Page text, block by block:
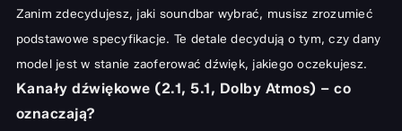
Zanim zdecydujesz, jaki soundbar wybrać, musisz zrozumieć
podstawowe specyfikacje. Te detale decydują o tym, czy dany
model jest w stanie zaoferować dźwięk, jakiego oczekujesz.
Kanały dźwiękowe (2.1, 5.1, Dolby Atmos) – co
oznaczają?